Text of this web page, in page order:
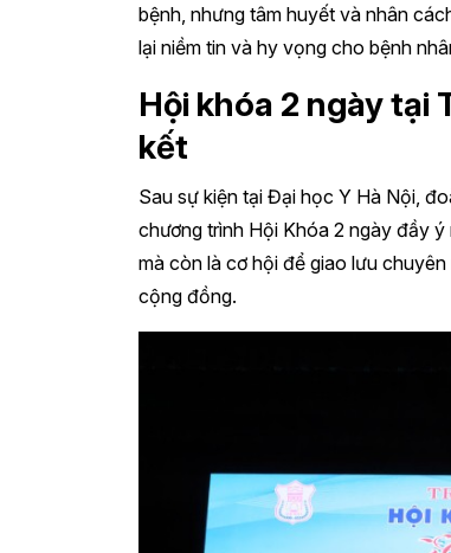
bệnh, nhưng tâm huyết và nhân
lại niềm tin và hy vọng cho bệnh
Hội khóa 2 ngày tại
kết
Sau sự kiện tại Đại học Y Hà Nội,
chương trình Hội Khóa 2 ngày đầy
mà còn là cơ hội để giao lưu
cộng đồng.